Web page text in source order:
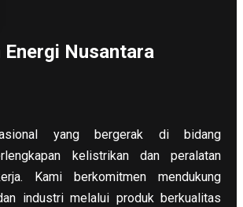
Energi Nusantara
yang bergerak di bidang
kelistrikan dan peralatan
Kami berkomitmen mendukung
industri melalui produk berkualitas